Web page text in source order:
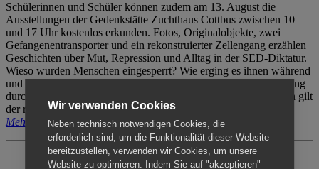
Schülerinnen und Schüler können zudem am 13. August die
Ausstellungen der Gedenkstätte Zuchthaus Cottbus zwischen 10
und 17 Uhr kostenlos erkunden. Fotos, Originalobjekte, zwei
Gefangenentransporter und ein rekonstruierter Zellengang erzählen
Geschichten über Mut, Repression und Alltag in der SED-Diktatur.
Wieso wurden Menschen eingesperrt? Wie erging es ihnen während
und nach der Haft? Der Besuch erfolgt individuell ohne Betreuung
durch das Menschenrechtszentrum Cottbus. Für Begleitpersonen gilt
der reguläre Eintritt (8€ / ermäßigt 5€).
Mehr erfahren
Wir verwenden Cookies
Neben technisch notwendigen Cookies, die
erforderlich sind, um die Funktionalität dieser Website
bereitzustellen, verwenden wir Cookies, um unsere
Website zu optimieren. Indem Sie auf "akzeptieren"